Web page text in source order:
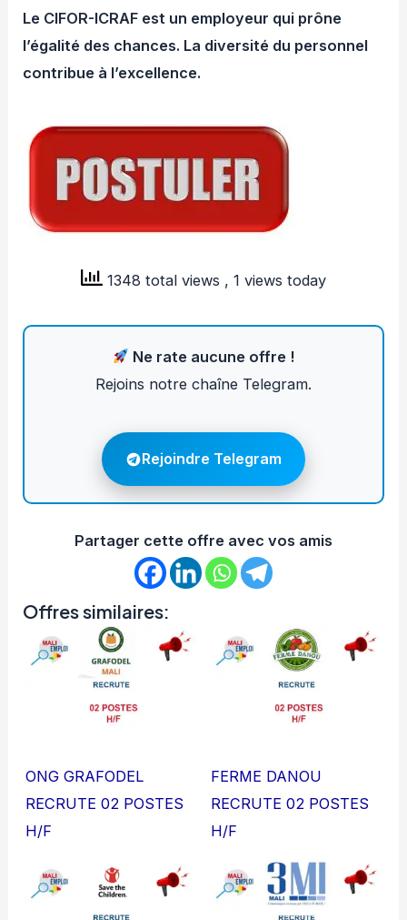
Le CIFOR-ICRAF est un employeur qui prône
l’égalité des chances. La diversité du personnel
contribue à l’excellence.
1348 total views , 1 views today
Ne rate aucune offre !
Rejoins notre chaîne Telegram.
Rejoindre Telegram
Partager cette offre avec vos amis
Offres similaires:
ONG GRAFODEL
RECRUTE 02 POSTES
H/F
FERME DANOU
RECRUTE 02 POSTES
H/F